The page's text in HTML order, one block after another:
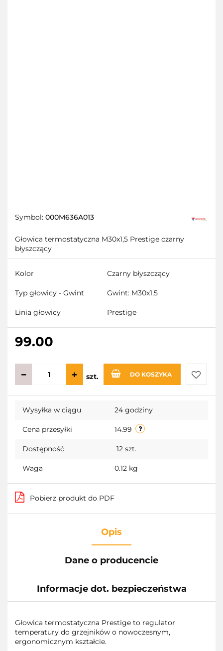
Symbol: 000M636A013
Głowica termostatyczna M30x1,5 Prestige czarny
błyszczący
Kolor Czarny błyszczący
Typ głowicy - Gwint Gwint: M30x1,5
Linia głowicy Prestige
99.00
szt. DO KOSZYKA
Do
Wysyłka w ciągu 24 godziny
Cena przesyłki 14.99
Dostępność 12 szt.
Waga 0.12 kg
Pobierz produkt do PDF
Opis
Dane o producencie
Informacje dot. bezpieczeństwa
Głowica termostatyczna Prestige to regulator
temperatury do grzejników o nowoczesnym,
ergonomicznym kształcie.